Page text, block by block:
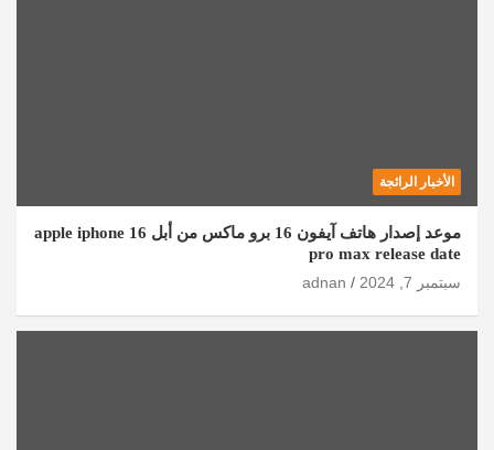
الأخبار الرائجة
موعد إصدار هاتف آيفون 16 برو ماكس من أبل apple iphone 16
pro max release date
سبتمبر 7, 2024
adnan